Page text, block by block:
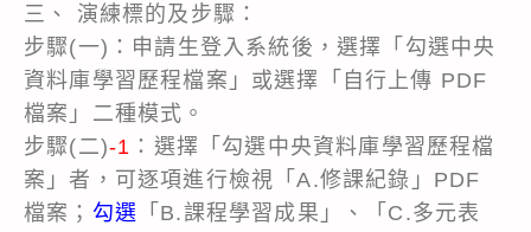
三、 演練標的及步驟：
步驟(一)：申請生登入系統後，選擇「勾選中央
資料庫學習歷程檔案」或選擇「自行上傳 PDF
檔案」二種模式。
步驟(二)-1 ：選擇「勾選中央資料庫學習歷程檔
案」者，可逐項進行檢視「A.修課紀錄」PDF
檔案； 勾選
「B.課程學習成果」、「C.多元表